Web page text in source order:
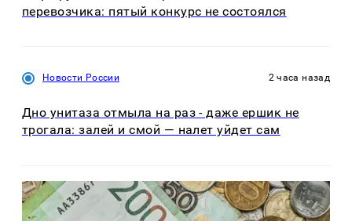
перевозчика: пятый конкурс не состоялся
Новости России 2 часа назад
Дно унитаза отмыла на раз - даже ершик не
трогала: залей и смой — налет уйдет сам